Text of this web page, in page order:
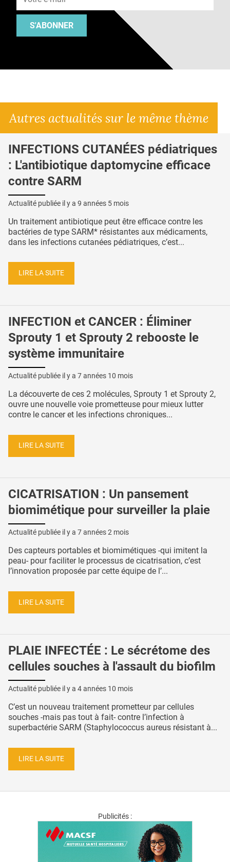
S'ABONNER
Autres actualités sur le même thème
INFECTIONS CUTANÉES pédiatriques
: L'antibiotique daptomycine efficace
contre SARM
Actualité publiée il y a 9 années 5 mois
Un traitement antibiotique peut être efficace contre les
bactéries de type SARM* résistantes aux médicaments,
dans les infections cutanées pédiatriques, c’est...
LIRE LA SUITE
INFECTION et CANCER : Éliminer
Sprouty 1 et Sprouty 2 rebooste le
système immunitaire
Actualité publiée il y a 7 années 10 mois
La découverte de ces 2 molécules, Sprouty 1 et Sprouty 2,
ouvre une nouvelle voie prometteuse pour mieux lutter
contre le cancer et les infections chroniques...
LIRE LA SUITE
CICATRISATION : Un pansement
biomimétique pour surveiller la plaie
Actualité publiée il y a 7 années 2 mois
Des capteurs portables et biomimétiques -qui imitent la
peau- pour faciliter le processus de cicatrisation, c’est
l’innovation proposée par cette équipe de l’...
LIRE LA SUITE
PLAIE INFECTÉE : Le sécrétome des
cellules souches à l'assault du biofilm
Actualité publiée il y a 4 années 10 mois
C’est un nouveau traitement prometteur par cellules
souches -mais pas tout à fait- contre l’infection à
superbactérie SARM (Staphylococcus aureus résistant à...
LIRE LA SUITE
Publicités :